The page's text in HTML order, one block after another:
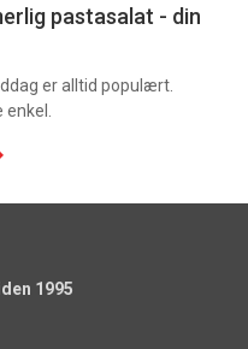
pastasalat - din
er alltid populært.
enkel.
1995